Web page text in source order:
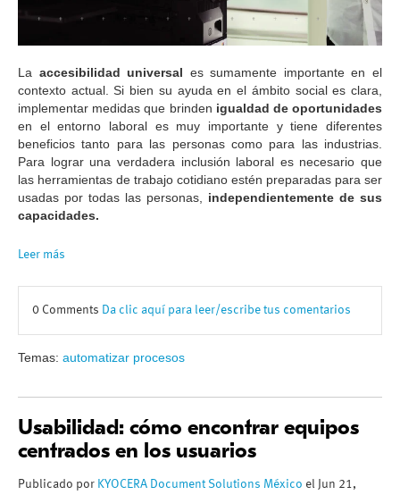
La accesibilidad universal es sumamente importante en el
contexto actual. Si bien su ayuda en el ámbito social es clara,
implementar medidas que brinden igualdad de oportunidades
en el entorno laboral es muy importante y tiene diferentes
beneficios tanto para las personas como para las industrias.
Para lograr una verdadera inclusión laboral es necesario que
las herramientas de trabajo cotidiano estén preparadas para ser
usadas por todas las personas, independientemente de sus
capacidades.
Leer más
0 Comments Da clic aquí para leer/escribe tus comentarios
Temas: automatizar procesos
Usabilidad: cómo encontrar equipos
centrados en los usuarios
Publicado por KYOCERA Document Solutions México el Jun 21,